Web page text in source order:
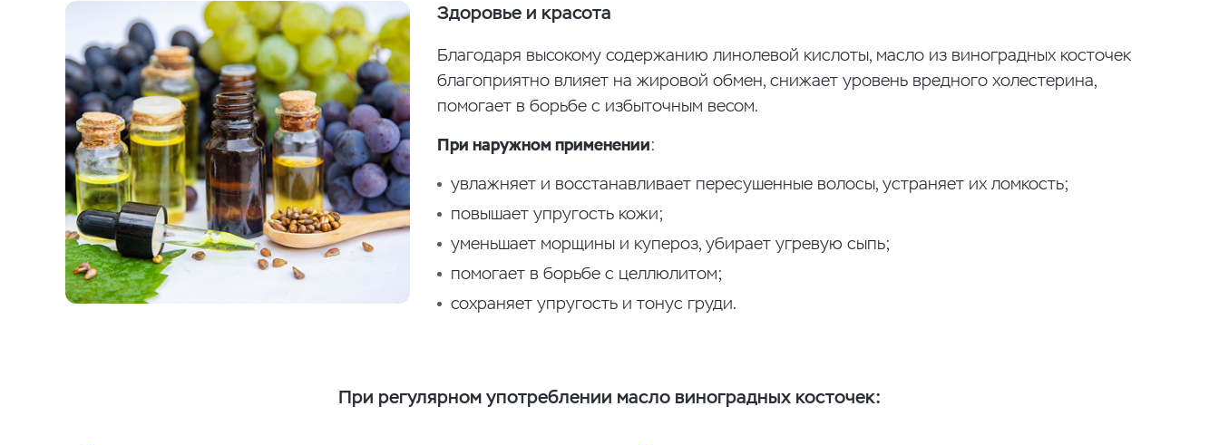
Здоровье и красота
Благодаря высокому содержанию линолевой кислоты, масло из виноградных косточек
благоприятно влияет на жировой обмен, снижает уровень вредного холестерина,
помогает в борьбе с избыточным весом.
При наружном применении:
увлажняет и восстанавливает пересушенные волосы, устраняет их ломкость;
повышает упругость кожи;
уменьшает морщины и купероз, убирает угревую сыпь;
помогает в борьбе с целлюлитом;
сохраняет упругость и тонус груди.
При регулярном употреблении масло виноградных косточек: